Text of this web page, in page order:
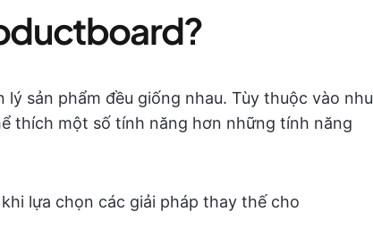
sản phẩm đều giống nhau. Tùy thuộc vào nhu
thích một số tính năng hơn những tính năng
lựa chọn các giải pháp thay thế cho